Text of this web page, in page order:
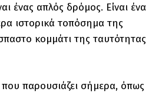
ένας απλός δρόμος. Είναι ένα
ιστορικά τοπόσημα της
κομμάτι της ταυτότητας
παρουσιάζει σήμερα, όπως